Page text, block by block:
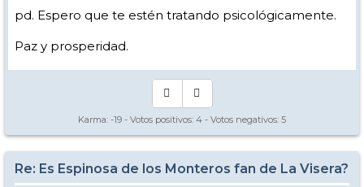
Pero no culpamos a los empresarios de las escuelas, ganan más con
los dadores de clase que la junta de Andalucía autoriza.
esquí estaría más controlada, supongo.
Es que me gusta criticar a los culpables de nuestras desgracias.
pd. Espero que te estén tratando psicológicamente.
Paz y prosperidad.
Karma: -19 - Votos positivos: 4 - Votos negativos: 5
Re: Es Espinosa de los Monteros fan de La Visera?